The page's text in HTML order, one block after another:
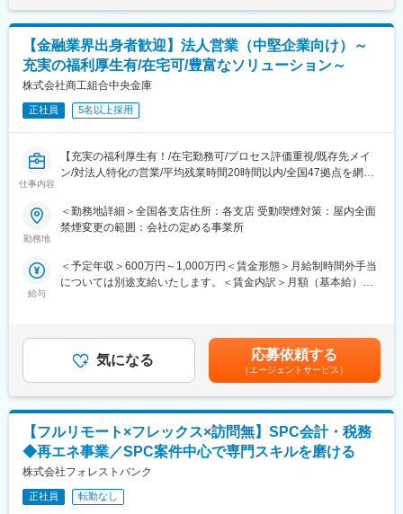
・業務フローやユースケースのAsIs／ToBe整理、課題抽出
・ToBeデータ／AIアーキテクチャの策定
・生成AI／AIエージェント・データ活用基盤導入に向けた現状分
析、PoC企画、要件定義
・導入後のオペレーションフロー作成、DataOps／LLMOps運用
設計、データガバナンス整備
・Snowflake／Databricks／BigQuery等を中核としたデータ基
盤・生成AIシステム構築のPM／PMO／技術アドバイザリ
・クライアントのデータ組織立ち上げ、人材育成、自走化に向け
た伴走支援
【プロジェクト例】
・通信：データドリブン経営実践のための自走化支援
・金融：社内ナレッジサポート・Web相談AIの性能改善と
LLMOps基盤構築
■魅力ポイント：
・生成AI／AIエージェント／最新クラウドDWHを活用した先進案
・業界横断で大手クライアントのDXを支援し、経営インパクトの
大きいテーマに挑戦できます。
・原則リモート、日本国内どこからでも勤務可能で、年間休日
125日と学習支援制度が整っています（学会・資格・書籍支援、
クラウド検証環境、Udemy Businessなど）。
【金融業界出身者歓迎】法人営業（中堅企業向け）～
充実の福利厚生有/在宅可/豊富なソリューション～
株式会社商工組合中央金庫
正社員 5名以上採用
仕事内容
【充実の福利厚生有！/在宅勤務可/プロセス評価重視/既存先メイ
ン/対法人特化の営業/平均残業時間20時間以内/全国47拠点を網羅
■職務概要：
いただきます。
※プロジェクト事例：
まで伴走。
■業務詳細：
顧客の財務分析を行い、特性に合わせて融資やデリバティブ取
引、シンジケートローン組成などの提案・セールス・経営相談・
アドバイス、創業支援、再生支援などの総合的な金融サービスを
提供していきます。
■メインミッション：
社会変革や地域創生に向けて取り組む中小中堅から上場企業含め
勤務地
＜勤務地詳細＞全国各支店住所：各支店 受動喫煙対策：屋内全面
禁煙変更の範囲：会社の定める事業所
給与
＜予定年収＞600万円～1,000万円＜賃金形態＞月給制時間外手当
については別途支給いたします。＜賃金内訳＞月額（基本給）：
目安の金額であり、選考を通じて上下する可能性があります。月
給(月額)は固定手当を含めた表記です。
気になる 応募依頼する
（エージェントサービス）
【フルリモート×フレックス×訪問無】SPC会計・税務
◆再エネ事業／SPC案件中心で専門スキルを磨ける
株式会社フォレストバンク
正社員 転勤なし